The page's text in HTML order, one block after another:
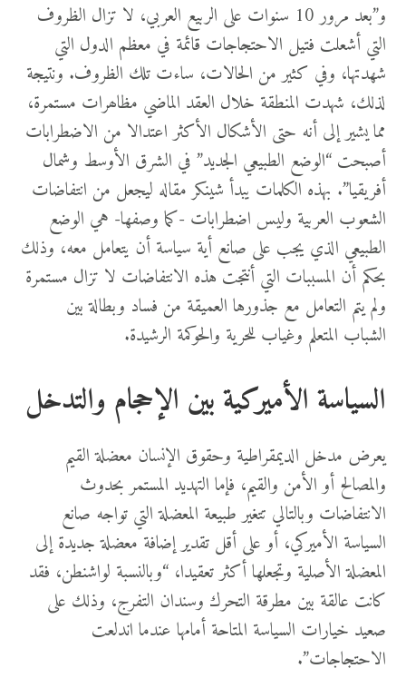
و”بعد مرور 10 سنوات على الربيع العربي، لا تزال الظروف
التي أشعلت فتيل الاحتجاجات قائمة في معظم الدول التي
شھدتها، وفي كثير من الحالات، ساءت تلك الظروف. ونتيجة
لذلك، شهدت المنطقة خلال العقد الماضي مظاھرات مستمرة،
مما یشير إلى أنه حتى الأشكال الأكثر اعتدالا من الاضطرابات
أصبحت “الوضع الطبيعي الجديد” في الشرق الأوسط وشمال
أفريقيا”. بهذه الكلمات يبدأ شينكر مقاله ليجعل من انتفاضات
الشعوب العربية وليس اضطرابات -كما وصفها- هي الوضع
الطبيعي الذي يجب على صانع أية سياسة أن يتعامل معه، وذلك
بحكم أن المسببات التي أنتجت هذه الانتفاضات لا تزال مستمرة
ولم يتم التعامل مع جذورها العميقة من فساد وبطالة بين
الشباب المتعلم وغياب للحرية والحوكمة الرشيدة.
السياسة الأميركية بين الإحجام والتدخل
يعرض مدخل الديمقراطية وحقوق الإنسان معضلة القيم
والمصالح أو الأمن والقيم، فإما التهديد المستمر بحدوث
الانتفاضات وبالتالي تتغير طبيعة المعضلة التي تواجه صانع
السياسة الأميركي، أو على أقل تقدير إضافة معضلة جديدة إلى
المعضلة الأصلية وتجعلها أكثر تعقيدا، “وبالنسبة لواشنطن، فقد
كانت عالقة بين مطرقة التحرك وسندان التفرج، وذلك على
صعيد خيارات السياسة المتاحة أمامها عندما اندلعت
الاحتجاجات”.